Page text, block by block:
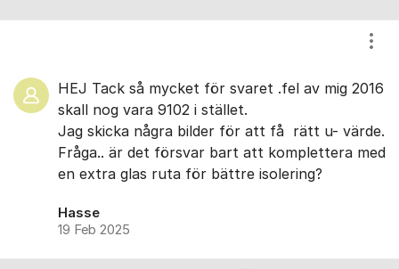
HEJ Tack så mycket för svaret .fel av mig 2016
skall nog vara 9102 i stället.
Jag skicka några bilder för att få rätt u- värde.
Fråga.. är det försvar bart att komplettera med
en extra glas ruta för bättre isolering?
Hasse
19 Feb 2025